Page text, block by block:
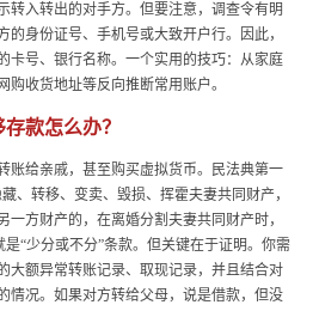
转入转出的对手方。但要注意，调查令有明
身份证号、手机号或大致开户行。因此，
卡号、银行名称。一个实用的技巧：从家庭
收货地址等反向推断常用账户。
款怎么办？
账给亲戚，甚至购买虚拟货币。民法典第一
、转移、变卖、毁损、挥霍夫妻共同财产，
方财产的，在离婚分割夫妻共同财产时，
“少分或不分”条款。但关键在于证明。你需
大额异常转账记录、取现记录，并且结合对
情况。如果对方转给父母，说是借款，但没